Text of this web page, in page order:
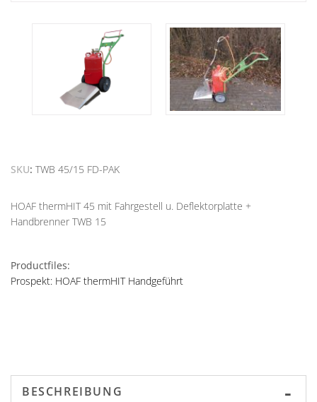
SKU TWB 45/15 FD-PAK
HOAF thermHIT 45 mit Fahrgestell u. Deflektorplatte +
Handbrenner TWB 15
Productfiles:
Prospekt: HOAF thermHIT Handgeführt
BESCHREIBUNG